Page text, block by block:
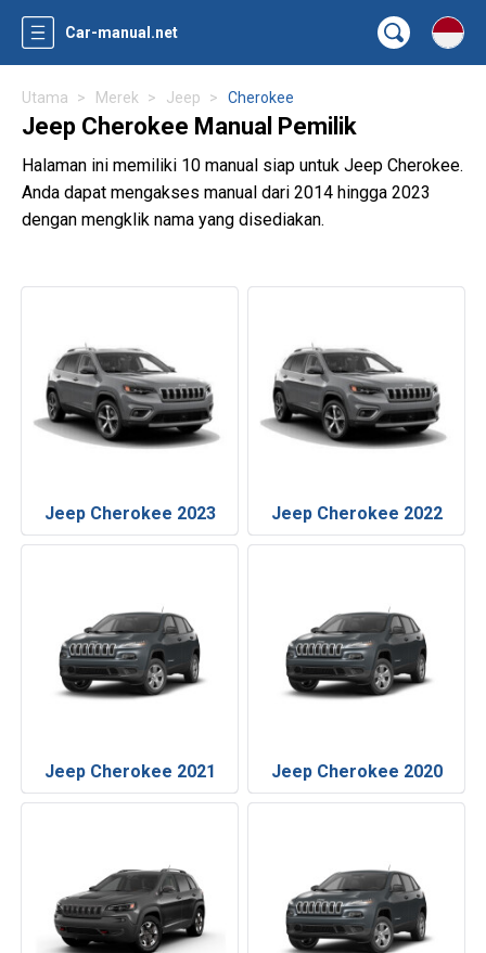
Car-manual.net
Utama Merek Jeep Cherokee
Jeep Cherokee Manual Pemilik
Halaman ini memiliki 10 manual siap untuk Jeep Cherokee.
Anda dapat mengakses manual dari 2014 hingga 2023
dengan mengklik nama yang disediakan.
Jeep Cherokee 2023 Jeep Cherokee 2022
Jeep Cherokee 2021 Jeep Cherokee 2020